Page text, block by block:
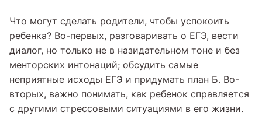
Что могут сделать родители, чтобы успокоить
ребенка? Во-первых, разговаривать о ЕГЭ, вести
диалог, но только не в назидательном тоне и без
менторских интонаций; обсудить самые
неприятные исходы ЕГЭ и придумать план Б. Во-
вторых, важно понимать, как ребенок справляется
с другими стрессовыми ситуациями в его жизни.